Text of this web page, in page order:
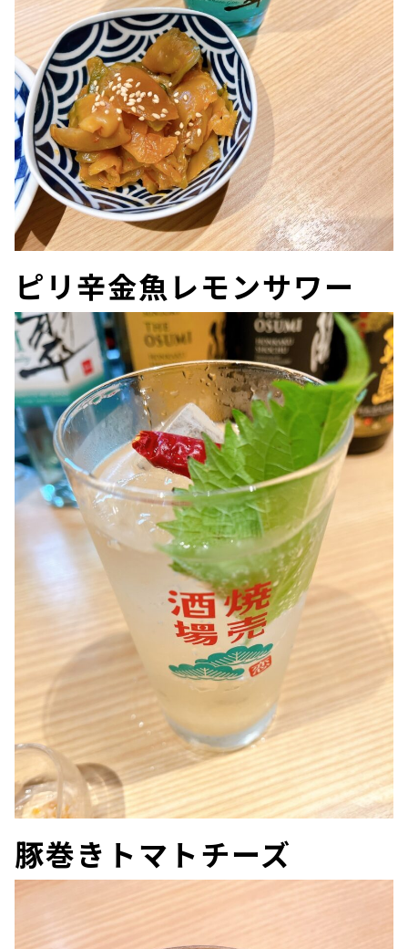
ピリ辛金魚レモンサワー
豚巻きトマトチーズ